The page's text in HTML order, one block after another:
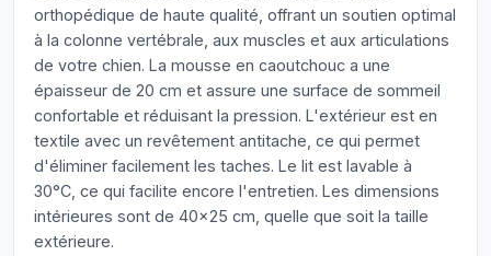
orthopédique de haute qualité, offrant un soutien optimal
à la colonne vertébrale, aux muscles et aux articulations
de votre chien. La mousse en caoutchouc a une
épaisseur de 20 cm et assure une surface de sommeil
confortable et réduisant la pression. L'extérieur est en
textile avec un revêtement antitache, ce qui permet
d'éliminer facilement les taches. Le lit est lavable à
30°C, ce qui facilite encore l'entretien. Les dimensions
intérieures sont de 40x25 cm, quelle que soit la taille
extérieure.